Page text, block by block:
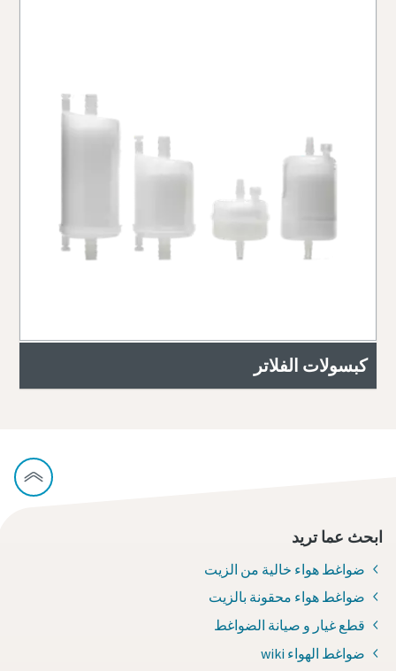
كبسولات الفلاتر
ابحث عما تريد
ضواغط هواء خالية من الزيت
ضواغط هواء محقونة بالزيت
قطع غيار و صيانة الضواغط
ضواغط الهواء wiki